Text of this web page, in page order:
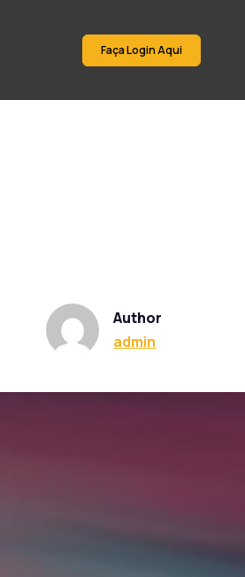
Faça Login Aqui
Author
admin